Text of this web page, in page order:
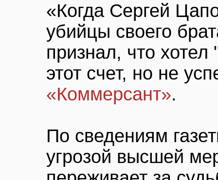
«Когда Сергей
убийцы своего
признал, что
этот счет, но не
«Коммерсант».
По сведениям
угрозой высшей